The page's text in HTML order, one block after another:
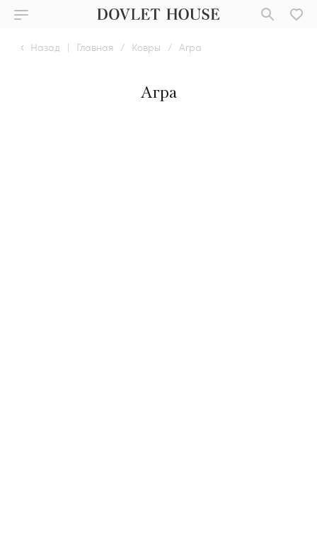
Назад | Главная / Ковры / Агра
Агра